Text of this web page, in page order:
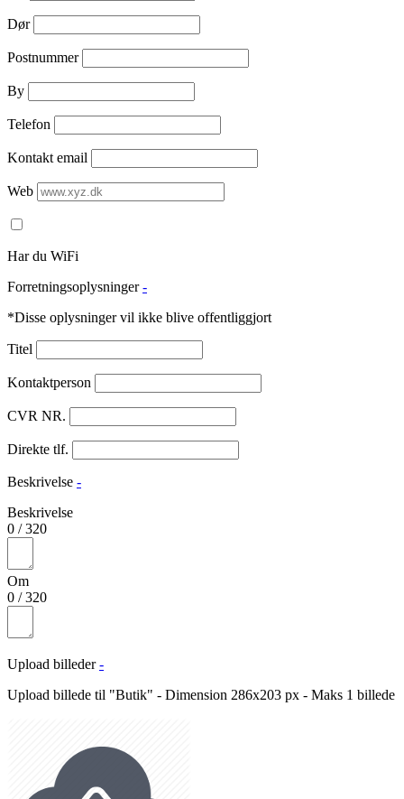
Dør
Postnummer
By
Telefon
Kontakt email
Web
Har du WiFi
Forretningsoplysninger -
*Disse oplysninger vil ikke blive offentliggjort
Titel
Kontaktperson
CVR NR.
Direkte tlf.
Beskrivelse -
Beskrivelse
0 /320
Om
0 /320
Upload billeder -
Upload billede til "Butik" - Dimension 286x203 px - Maks 1 billede